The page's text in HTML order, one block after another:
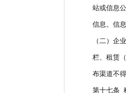
站或信息
信息。信
（二）企
栏、租赁
布渠道不
第十七条